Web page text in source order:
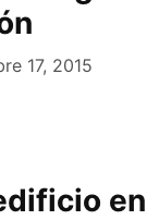
17, 2015